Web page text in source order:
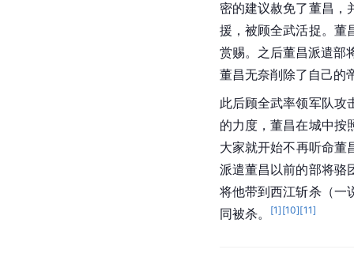
密的建议赦免了董昌，
援，被顾全武活捉。董
赏赐。之后董昌派遣部
董昌无奈削除了自己的
此后顾全武率领军队攻
的力度，董昌在城中按
大家就开始不再听命董
派遣董昌以前的部将骆
将他带到西江斩杀（一
同被杀。
[1] [10][11]